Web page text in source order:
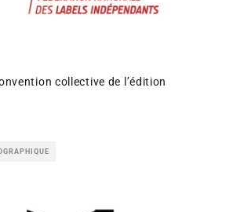
collective de l’édition